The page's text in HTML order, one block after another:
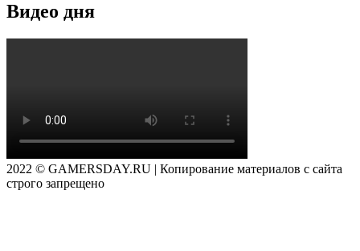
Видео дня
2022 © GAMERSDAY.RU | Копирование материалов с сайта
строго запрещено